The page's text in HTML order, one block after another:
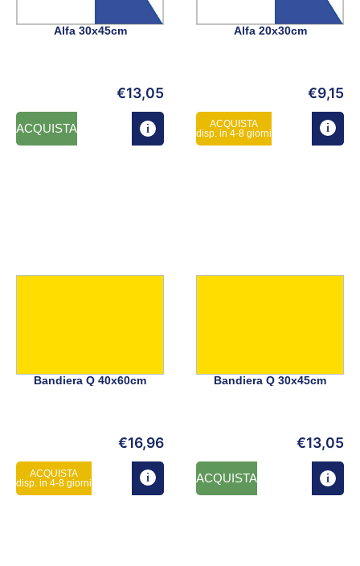
Alfa 30x45cm
€13,05
ACQUISTA
Alfa 20x30cm
€9,15
ACQUISTA
disp. in 4-8 giorni
Bandiera Q 40x60cm
€16,96
ACQUISTA
disp. in 4-8 giorni
Bandiera Q 30x45cm
€13,05
ACQUISTA